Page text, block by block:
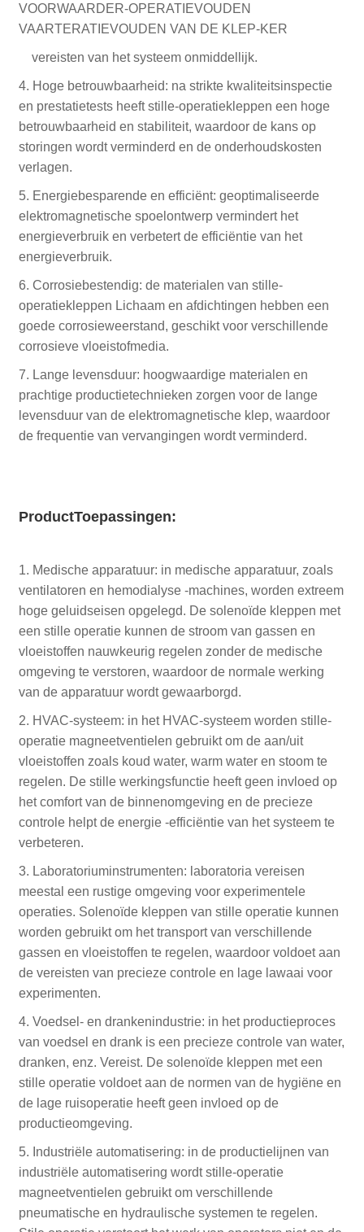
VOORWAARDER-OPERATIEVOUDEN
VAARTERATIEVOUDEN VAN DE KLEP-KER
vereisten van het systeem onmiddellijk.
4. Hoge betrouwbaarheid: na strikte kwaliteitsinspectie
en prestatietests heeft stille-operatiekleppen een hoge
betrouwbaarheid en stabiliteit, waardoor de kans op
storingen wordt verminderd en de onderhoudskosten
verlagen.
5. Energiebesparende en efficiënt: geoptimaliseerde
elektromagnetische spoelontwerp vermindert het
energieverbruik en verbetert de efficiëntie van het
energieverbruik.
6. Corrosiebestendig: de materialen van stille-
operatiekleppen Lichaam en afdichtingen hebben een
goede corrosieweerstand, geschikt voor verschillende
corrosieve vloeistofmedia.
7. Lange levensduur: hoogwaardige materialen en
prachtige productietechnieken zorgen voor de lange
levensduur van de elektromagnetische klep, waardoor
de frequentie van vervangingen wordt verminderd.
ProductToepassingen:
1. Medische apparatuur: in medische apparatuur, zoals
ventilatoren en hemodialyse -machines, worden extreem
hoge geluidseisen opgelegd. De solenoïde kleppen met
een stille operatie kunnen de stroom van gassen en
vloeistoffen nauwkeurig regelen zonder de medische
omgeving te verstoren, waardoor de normale werking
van de apparatuur wordt gewaarborgd.
2. HVAC-systeem: in het HVAC-systeem worden stille-
operatie magneetventielen gebruikt om de aan/uit
vloeistoffen zoals koud water, warm water en stoom te
regelen. De stille werkingsfunctie heeft geen invloed op
het comfort van de binnenomgeving en de precieze
controle helpt de energie -efficiëntie van het systeem te
verbeteren.
3. Laboratoriuminstrumenten: laboratoria vereisen
meestal een rustige omgeving voor experimentele
operaties. Solenoïde kleppen van stille operatie kunnen
worden gebruikt om het transport van verschillende
gassen en vloeistoffen te regelen, waardoor voldoet aan
de vereisten van precieze controle en lage lawaai voor
experimenten.
4. Voedsel- en drankenindustrie: in het productieproces
van voedsel en drank is een precieze controle van water,
dranken, enz. Vereist. De solenoïde kleppen met een
stille operatie voldoet aan de normen van de hygiëne en
de lage ruisoperatie heeft geen invloed op de
productieomgeving.
5. Industriële automatisering: in de productielijnen van
industriële automatisering wordt stille-operatie
magneetventielen gebruikt om verschillende
pneumatische en hydraulische systemen te regelen.